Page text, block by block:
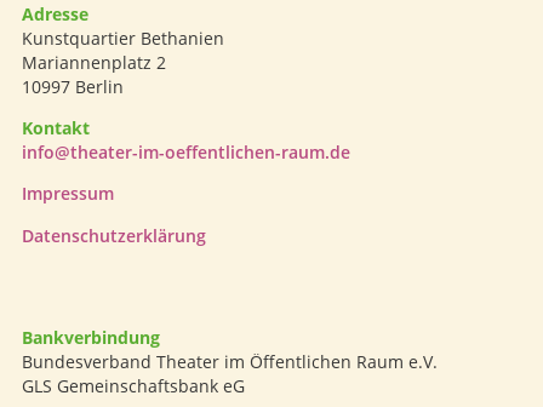
Adresse
Kunstquartier Bethanien
Mariannenplatz 2
10997 Berlin
Kontakt
info@theater-im-oeffentlichen-raum.de
Impressum
Datenschutzerklärung
Bankverbindung
Bundesverband Theater im Öffentlichen Raum e.V.
GLS Gemeinschaftsbank eG